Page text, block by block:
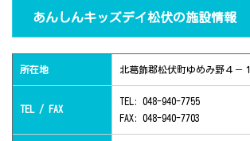
あんしんキッズデイ松伏の施設情報
所在地 北葛飾郡松伏町ゆめみ野４－
TEL / FAX
TEL: 048-940-7755
FAX: 048-940-7703